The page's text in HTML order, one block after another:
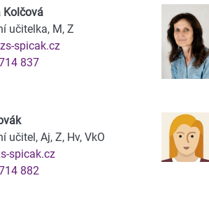
Kolčová
učitelka, M, Z
spicak.cz
837
učitel, Aj, Z, Hv, VkO
spicak.cz
882